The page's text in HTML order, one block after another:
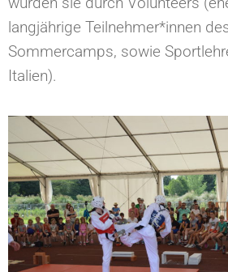
langjährige Teilnehmer*innen
Sommercamps, sowie
Italien).